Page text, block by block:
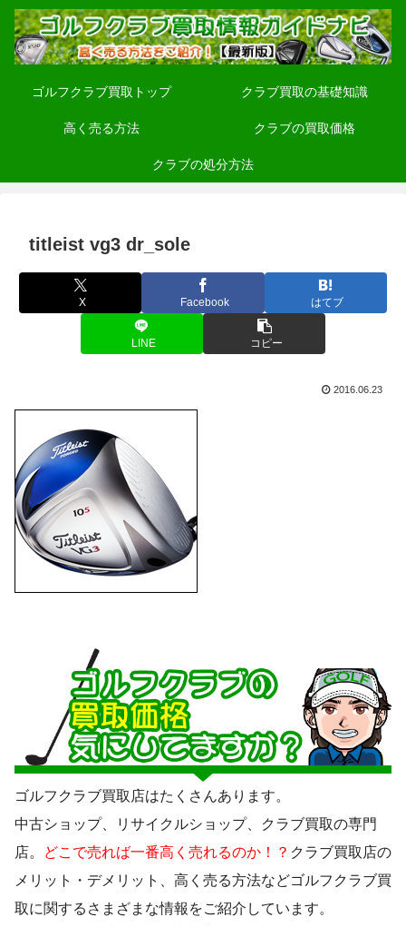
ゴルフクラブ買取トップ クラブ買取の基礎知識
高く売る方法 クラブの買取価格
クラブの処分方法
titleist vg3 dr_sole
X Facebook はてブ
LINE コピー
2016.06.23
ゴルフクラブ買取店はたくさんあります。
中古ショップ、リサイクルショップ、クラブ買取の専門
店。
どこで売れば一番高く売れるのか！？ クラブ買取店の
メリット・デメリット、高く売る方法などゴルフクラブ買
取に関するさまざまな情報をご紹介しています。